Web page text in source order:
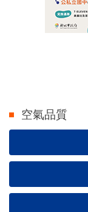
空氣品質
認識新林